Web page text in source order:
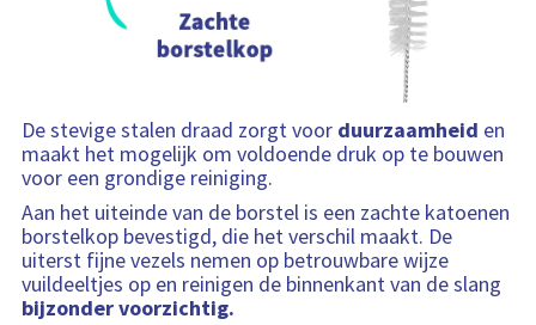
De stevige stalen draad zorgt voor duurzaamheid en
maakt het mogelijk om voldoende druk op te bouwen
voor een grondige reiniging.
Aan het uiteinde van de borstel is een zachte katoenen
borstelkop bevestigd, die het verschil maakt. De
uiterst fijne vezels nemen op betrouwbare wijze
vuildeeltjes op en reinigen de binnenkant van de slang
bijzonder voorzichtig.